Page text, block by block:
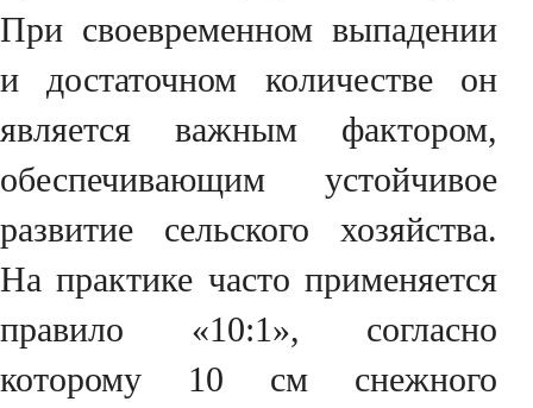
При своевременном выпадении
и достаточном количестве он
является важным фактором,
обеспечивающим устойчивое
развитие сельского хозяйства.
На практике часто применяется
правило «10:1», согласно
которому 10 см снежного